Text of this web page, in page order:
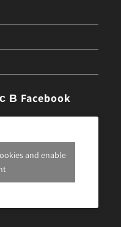
В Facebook
and enable